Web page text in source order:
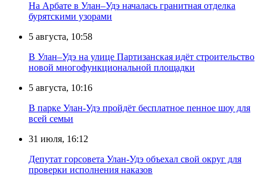
На Арбате в Улан–Удэ началась гранитная отделка
бурятскими узорами
5 августа, 10:58
В Улан–Удэ на улице Партизанская идёт строительство
новой многофункциональной площадки
5 августа, 10:16
В парке Улан-Удэ пройдёт бесплатное пенное шоу для
всей семьи
31 июля, 16:12
Депутат горсовета Улан-Удэ объехал свой округ для
проверки исполнения наказов